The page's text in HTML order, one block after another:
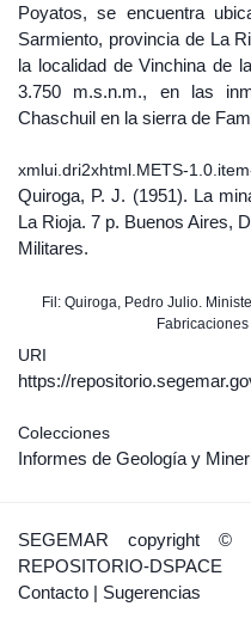
Poyatos, se encuentra
Sarmiento, provincia de La
la localidad de Vinchina de
3.750 m.s.n.m., en las
Chaschuil en la sierra de
xmlui.dri2xhtml.METS-
Quiroga, P. J. (1951). La
La Rioja. 7 p. Buenos Aires,
Militares.
Fil: Quiroga, Pedro Julio.
Fabricaciones
URI
https://
Colecciones
Informes de Geología y
SEGEMAR copyright ©
REPOSITORIO-DSPACE
Contacto | Sugerencias